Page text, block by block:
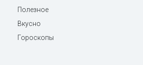
Полезное
Вкусно
Гороскопы